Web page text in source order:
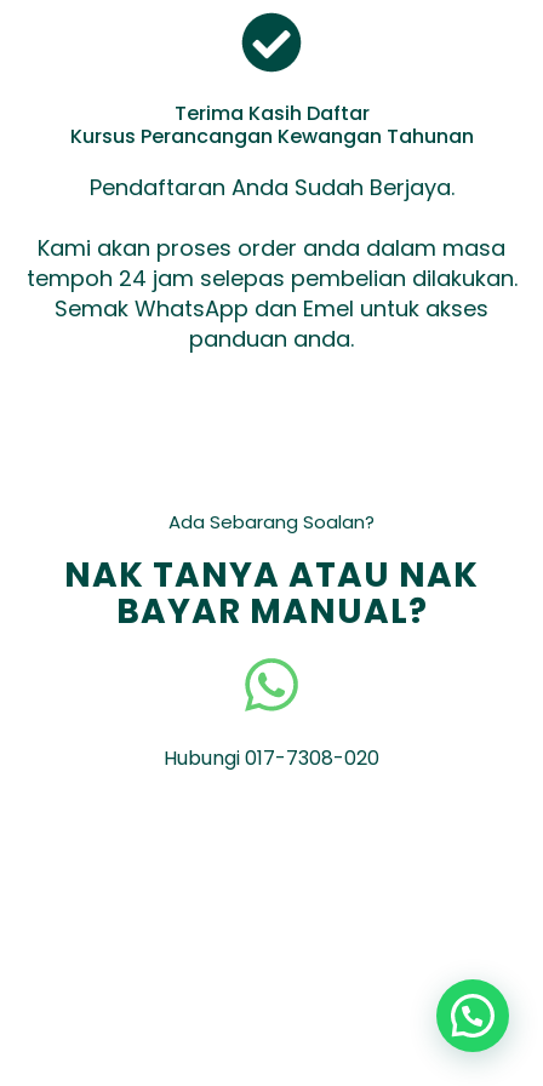
Terima Kasih Daftar
Kursus Perancangan Kewangan Tahunan
Pendaftaran Anda Sudah Berjaya.
Kami akan proses order anda dalam masa
tempoh 24 jam selepas pembelian dilakukan.
Semak WhatsApp dan Emel untuk akses
panduan anda.
Ada Sebarang Soalan?
NAK TANYA ATAU NAK
BAYAR MANUAL?
Hubungi 017-7308-020